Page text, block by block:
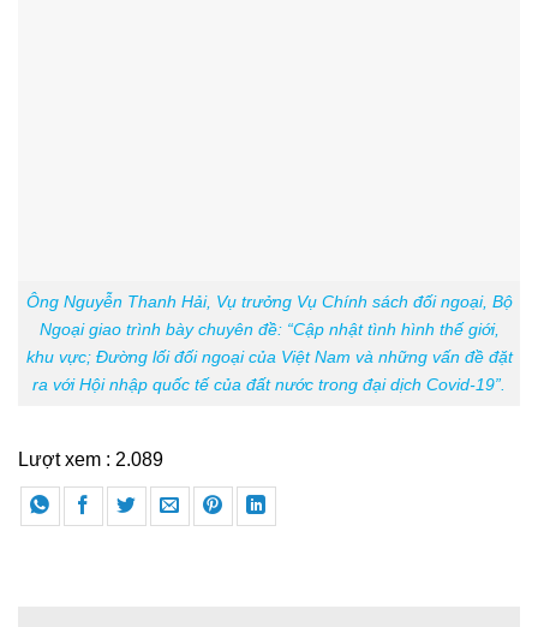
Ông Nguyễn Thanh Hải, Vụ trưởng Vụ Chính sách đối ngoại, Bộ
Ngoại giao trình bày chuyên đề: “Cập nhật tình hình thế giới,
khu vực; Đường lối đối ngoại của Việt Nam và những vấn đề đặt
ra với Hội nhập quốc tế của đất nước trong đại dịch Covid-19”.
Lượt xem : 2.089